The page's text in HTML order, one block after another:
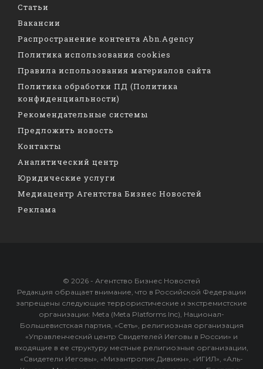
Статьи
Вакансии
Распространение контента Abn.Agency
Политика использования cookies
Правила использования материалов сайта
Политика обработки ПД (Политика
конфиденциальности)
Рекомендательные системы
Предложить новость
Контакты
Аналитический центр
Юридические услуги
Медиацентр Агентства Бизнес Новостей
Реклама
© 2026 - Агентство Бизнес Новостей
Редакция обращает внимание, что в Российской Федерации
запрещены следующие террористические и экстремистские
организации: Meta (Meta Platforms Inc), Национал-
Большевистская партия, «Сеть», религиозная организация
«Управленческий центр Свидетелей Иеговы в России» и
входящие в ее структуру местные религиозные организации,
«Свидетели Иеговы», «Мизантропик Дивижн», «ИГИЛ», «Аль-